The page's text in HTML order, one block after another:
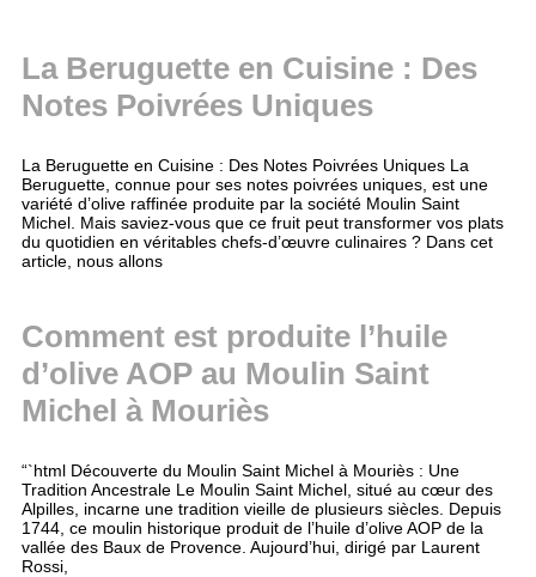
La Beruguette en Cuisine : Des
Notes Poivrées Uniques
La Beruguette en Cuisine : Des Notes Poivrées Uniques La
Beruguette, connue pour ses notes poivrées uniques, est une
variété d’olive raffinée produite par la société Moulin Saint
Michel. Mais saviez-vous que ce fruit peut transformer vos plats
du quotidien en véritables chefs-d’œuvre culinaires ? Dans cet
article, nous allons
Comment est produite l’huile
d’olive AOP au Moulin Saint
Michel à Mouriès
“`html Découverte du Moulin Saint Michel à Mouriès : Une
Tradition Ancestrale Le Moulin Saint Michel, situé au cœur des
Alpilles, incarne une tradition vieille de plusieurs siècles. Depuis
1744, ce moulin historique produit de l’huile d’olive AOP de la
vallée des Baux de Provence. Aujourd’hui, dirigé par Laurent
Rossi,